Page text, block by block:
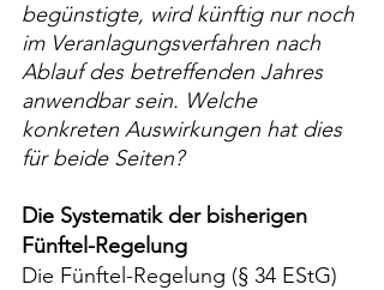
begünstigte, wird künftig nur noch
im Veranlagungsverfahren nach
Ablauf des betreffenden Jahres
anwendbar sein. Welche
konkreten Auswirkungen hat dies
für beide Seiten?
Die Systematik der bisherigen
Fünftel-Regelung
Die Fünftel-Regelung (§ 34 EStG)